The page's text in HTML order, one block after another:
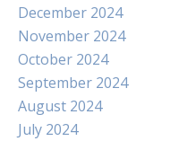
December 2024
November 2024
October 2024
September 2024
August 2024
July 2024